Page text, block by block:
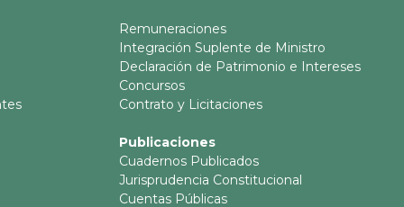
Remuneraciones
Integración Suplente de Ministro
Declaración de Patrimonio e Intereses
Concursos
Contrato y Licitaciones
Publicaciones
Cuadernos Publicados
Jurisprudencia Constitucional
Cuentas Públicas